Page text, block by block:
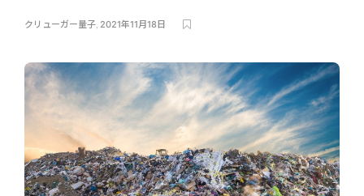
クリューガー量子, 2021年11月18日